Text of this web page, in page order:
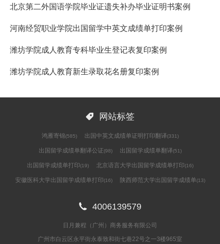
北京第二外国语学院毕业证遗失补办毕业证明书案例
河南经贸职业学院出国留学中英文成绩单打印案例
潍坊学院成人教育专科毕业生登记表复印案例
潍坊学院成人教育新生录取花名册复印案例
 网站标签
鸿雁寄锦(585) 出国中英文成绩单证明打印翻译(331)
出国留学成绩单翻译公证(98) 出国留学成绩单翻译(51)
出国留学成绩单打印(19) 北京语言大学出国留学成绩单打印(16)
安徽医科大学出国留学成绩单打印(16) 陕西师范大学出国留学成绩单(13)
 4006139579
日月兼程（广州）商务服务有限公司
广州市白云区永平街永泰致和街七巷22号之一3楼965室